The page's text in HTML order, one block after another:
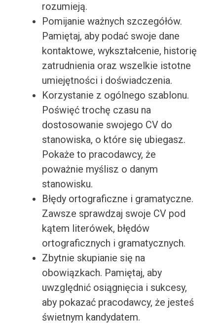
rozumieją.
Pomijanie ważnych szczegółów.
Pamiętaj, aby podać swoje dane
kontaktowe, wykształcenie, historię
zatrudnienia oraz wszelkie istotne
umiejętności i doświadczenia.
Korzystanie z ogólnego szablonu.
Poświęć trochę czasu na
dostosowanie swojego CV do
stanowiska, o które się ubiegasz.
Pokaże to pracodawcy, że
poważnie myślisz o danym
stanowisku.
Błędy ortograficzne i gramatyczne.
Zawsze sprawdzaj swoje CV pod
kątem literówek, błędów
ortograficznych i gramatycznych.
Zbytnie skupianie się na
obowiązkach. Pamiętaj, aby
uwzględnić osiągnięcia i sukcesy,
aby pokazać pracodawcy, że jesteś
świetnym kandydatem.